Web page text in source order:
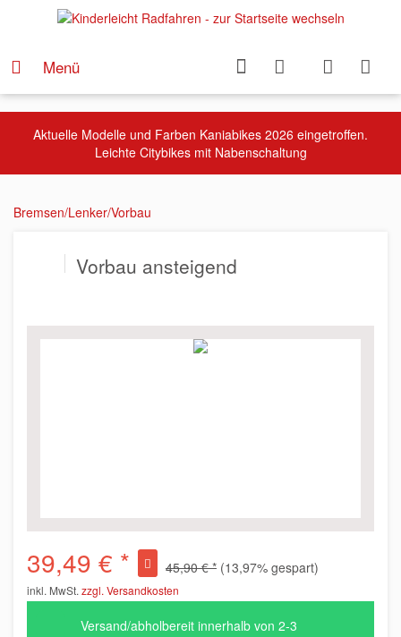
Menü
Aktuelle Modelle und Farben Kaniabikes 2026 eingetroffen.
Leichte Citybikes mit Nabenschaltung
Bremsen/Lenker/Vorbau
Vorbau ansteigend
39,49 € * 45,90 € * (13,97% gespart)
inkl. MwSt. zzgl. Versandkosten
Versand/abholbereit innerhalb von 2-3